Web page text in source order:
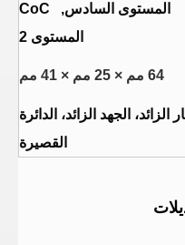
المستوى السادس, CoC
المستوى 2
64 مم × 25 مم × 41 مم
الزائد، الجهد الزائد، الدائرة
القصيرة